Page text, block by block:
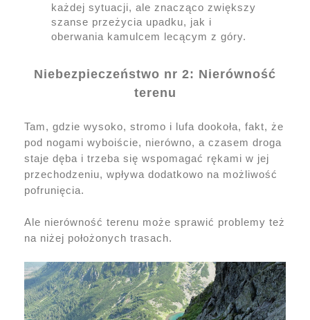
każdej sytuacji, ale znacząco zwiększy
szanse przeżycia upadku, jak i
oberwania kamulcem lecącym z góry.
Niebezpieczeństwo nr 2: Nierówność
terenu
Tam, gdzie wysoko, stromo i lufa dookoła, fakt, że
pod nogami wyboiście, nierówno, a czasem droga
staje dęba i trzeba się wspomagać rękami w jej
przechodzeniu, wpływa dodatkowo na możliwość
pofrunięcia.
Ale nierówność terenu może sprawić problemy też
na niżej położonych trasach.